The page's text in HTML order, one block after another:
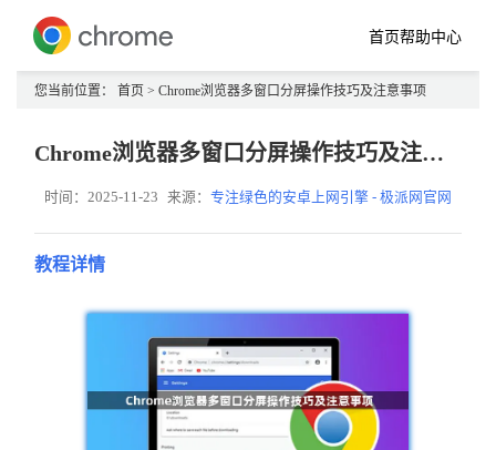
首页帮助中心
您当前位置： 首页 > Chrome浏览器多窗口分屏操作技巧及注意事项
Chrome浏览器多窗口分屏操作技巧及注意事项
时间：2025-11-23 来源：专注绿色的安卓上网引擎 - 极派网官网
教程详情